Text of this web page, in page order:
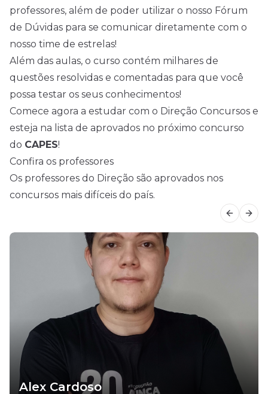
professores, além de poder utilizar o nosso Fórum
de Dúvidas para se comunicar diretamente com o
nosso time de estrelas!
Além das aulas, o curso contém milhares de
questões resolvidas e comentadas para que você
possa testar os seus conhecimentos!
Comece agora a estudar com o Direção Concursos e
esteja na lista de aprovados no próximo concurso
do CAPES!
Confira os professores
Os professores do Direção são aprovados nos
concursos mais difíceis do país.
Alex Cardoso